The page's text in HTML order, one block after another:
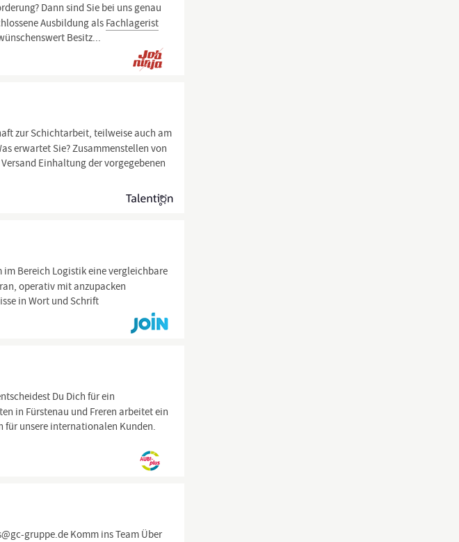
Dann sind Sie bei uns genau
Ausbildung als Fachlagerist
Besitz...
zur Schichtarbeit, teilweise auch am
erwartet Sie? Zusammenstellen von
Einhaltung der vorgegebenen
Bereich Logistik eine vergleichbare
operativ mit anzupacken
in Wort und Schrift
Du Dich für ein
in Fürstenau und Freren arbeitet ein
für unsere internationalen Kunden.
gruppe.de Komm ins Team Über